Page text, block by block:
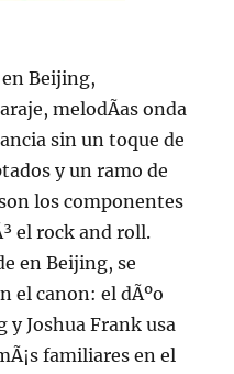
en Beijing,
melodÃ­as onda
sin un toque de
y un ramo de
los componentes
el rock and roll.
en Beijing, se
el canon: el dÃºo
y Joshua Frank usa
familiares en el